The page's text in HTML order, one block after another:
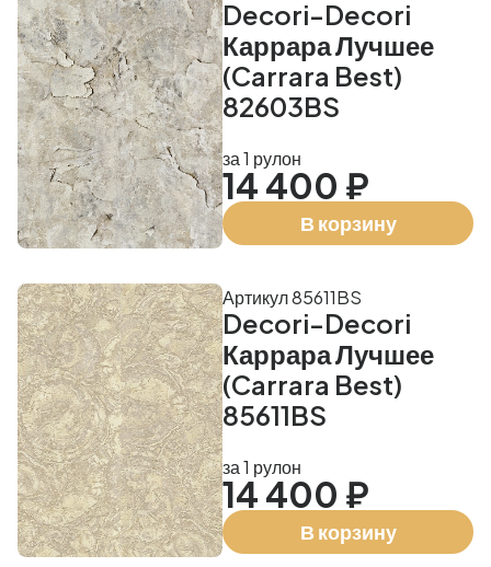
Decori-Decori
Каррара Лучшее
(Carrara Best)
82603BS
за 1 рулон
14 400 ₽
В корзину
Decori-Decori
Каррара Лучшее
(Carrara Best)
85611BS
Артикул 85611BS
за 1 рулон
14 400 ₽
В корзину